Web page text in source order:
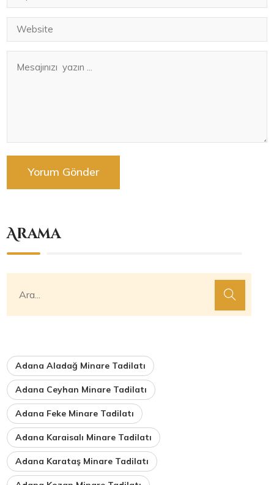
Arama
Adana Aladağ Minare Tadilatı
Adana Ceyhan Minare Tadilatı
Adana Feke Minare Tadilatı
Adana Karaisalı Minare Tadilatı
Adana Karataş Minare Tadilatı